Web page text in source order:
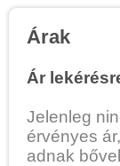
Árak
Ár
Jelenleg
érvényes
adnak